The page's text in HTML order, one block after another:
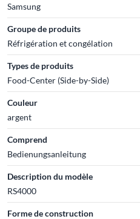
Samsung
Groupe de produits
Réfrigération et congélation
Types de produits
Food-Center (Side-by-Side)
Couleur
argent
Comprend
Bedienungsanleitung
Description du modèle
RS4000
Forme de construction